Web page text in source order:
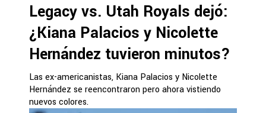
Legacy vs. Utah Royals dejó:
¿Kiana Palacios y Nicolette
Hernández tuvieron minutos?
Las ex-americanistas, Kiana Palacios y Nicolette
Hernández se reencontraron pero ahora vistiendo
nuevos colores.